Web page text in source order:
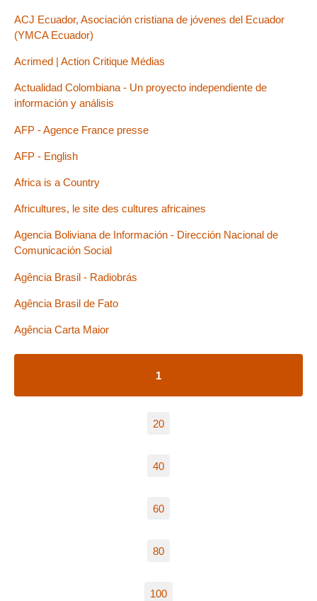
ACJ Ecuador, Asociación cristiana de jóvenes del Ecuador
(YMCA Ecuador)
Acrimed | Action Critique Médias
Actualidad Colombiana - Un proyecto independiente de
información y análisis
AFP - Agence France presse
AFP - English
Africa is a Country
Africultures, le site des cultures africaines
Agencia Boliviana de Información - Dirección Nacional de
Comunicación Social
Agência Brasil - Radiobrás
Agência Brasil de Fato
Agência Carta Maior
1
20
40
60
80
100